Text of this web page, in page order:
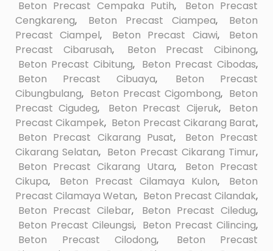
Beton Precast Cempaka Putih,
Beton Precast
Cengkareng, Beton Precast Ciampea,
Beton
Precast Ciampel, Beton Precast Ciawi,
Beton
Precast Cibarusah, Beton Precast Cibinong,
Beton Precast Cibitung, Beton Precast Cibodas,
Beton Precast Cibuaya,
Beton Precast
Cibungbulang, Beton Precast Cigombong, Beton
Precast Cigudeg, Beton Precast Cijeruk,
Beton
Precast Cikampek, Beton Precast Cikarang Barat,
Beton Precast Cikarang Pusat,
Beton Precast
Cikarang Selatan, Beton Precast Cikarang Timur,
Beton Precast Cikarang Utara,
Beton Precast
Cikupa, Beton Precast Cilamaya Kulon,
Beton
Precast Cilamaya Wetan, Beton Precast Cilandak,
Beton Precast Cilebar, Beton Precast Ciledug,
Beton Precast Cileungsi, Beton Precast Cilincing,
Beton Precast Cilodong,
Beton Precast